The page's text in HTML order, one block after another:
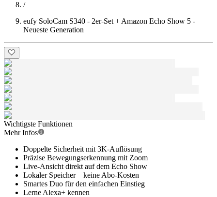
/
eufy SoloCam S340 - 2er-Set + Amazon Echo Show 5 -
Neueste Generation
Wichtigste Funktionen
Mehr Infos
Doppelte Sicherheit mit 3K-Auflösung
Präzise Bewegungserkennung mit Zoom
Live-Ansicht direkt auf dem Echo Show
Lokaler Speicher – keine Abo-Kosten
Smartes Duo für den einfachen Einstieg
Lerne Alexa+ kennen